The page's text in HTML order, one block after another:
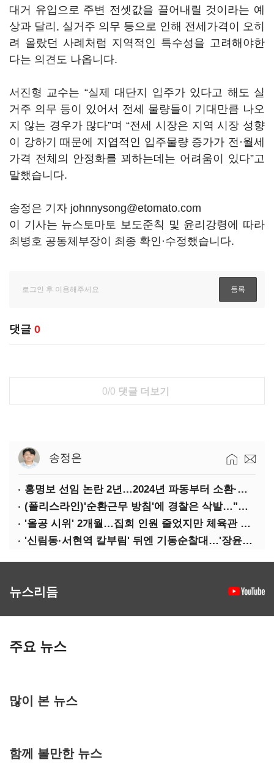
대거 유입으로 주변 전셋값을 끌어내릴 것이라는 예
상과 달리, 실거주 의무 등으로 인해 전세가격이 오히
려 올랐던 사례처럼 지역적인 특수성을 고려해야한
다는 의견도 나옵니다.
서진형 교수는 “실제 대단지 입주가 있다고 해도 실
거주 의무 등이 있어서 전세 물량들이 기대만큼 나오
지 않는 경우가 많다”며 “전세 시장은 지역 시장 성향
이 강하기 때문에 지엽적인 입주물량 증가가 전·월세
가격 전체의 안정화를 꾀하는데는 어려움이 있다”고
말했습니다.
송정은 기자 johnnysong@etomato.com
이 기사는 뉴스토마토 보도준칙 및 윤리강령에 따라
최병호 공동체부장이 최종 확인·수정했습니다.
댓글 0
0/0 댓글 더보기
송정은
홍명보 선임 논란 2년…2024년 파동부터 소환·압색까지
(폴리스라인)'순환근무 방침'에 경찰은 삭발…"베테랑·수사력 보강 먼저"
'올공 시위' 2개월…집회 인원 줄었지만 체육관 봉쇄 계속
'신림동·서현역 칼부림' 뒤엔 기동순찰대…'장윤기 은폐·조작' 후엔 내부비리수사대
뉴스리듬
주요 뉴스
많이 본 뉴스
함께 볼만한 뉴스